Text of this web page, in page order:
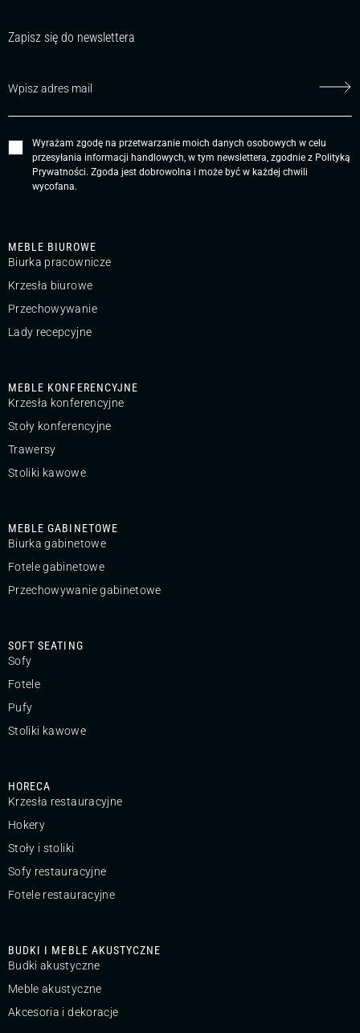
MEBLE BIUROWE
Biurka pracownicze
Krzesła biurowe
Przechowywanie
Lady recepcyjne
MEBLE KONFERENCYJNE
Krzesła konferencyjne
Stoły konferencyjne
Trawersy
Stoliki kawowe
MEBLE GABINETOWE
Biurka gabinetowe
Fotele gabinetowe
Przechowywanie gabinetowe
SOFT SEATING
Sofy
Fotele
Pufy
Stoliki kawowe
HORECA
Krzesła restauracyjne
Hokery
Stoły i stoliki
Sofy restauracyjne
Fotele restauracyjne
BUDKI I MEBLE AKUSTYCZNE
Budki akustyczne
Meble akustyczne
Akcesoria i dekoracje
Zapisz się do newslettera
Wyrażam zgodę na przetwarzanie moich danych osobowych w celu
przesyłania informacji handlowych, w tym newslettera, zgodnie z Polityką
Prywatności. Zgoda jest dobrowolna i może być w każdej chwili
wycofana.